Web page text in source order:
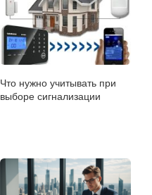
Что нужно учитывать при
выборе сигнализации